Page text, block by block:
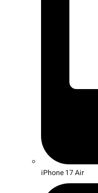
iPhone 17 Air